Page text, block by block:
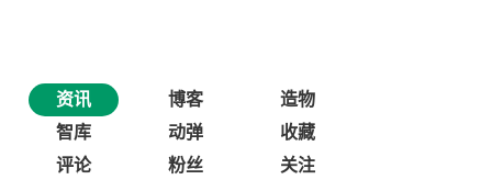
资讯 博客
造物
智库
动弹
收藏
评论
粉丝 关注